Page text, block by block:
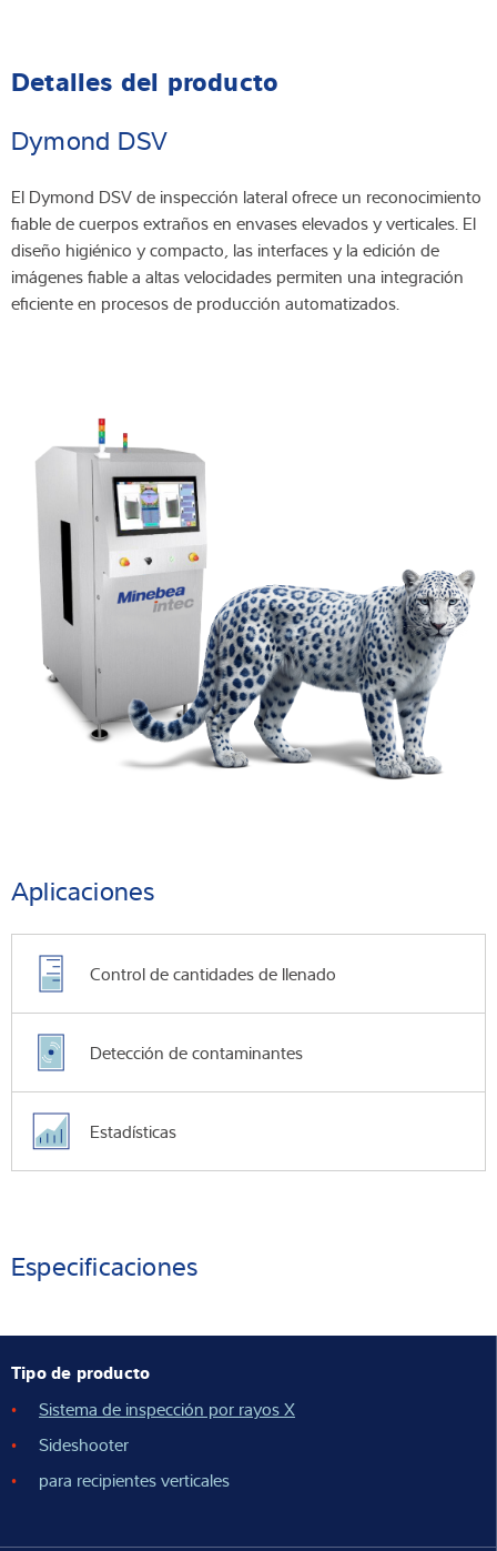
Detalles del producto
Dymond DSV
El Dymond DSV de inspección lateral ofrece un reconocimiento
fiable de cuerpos extraños en envases elevados y verticales. El
diseño higiénico y compacto, las interfaces y la edición de
imágenes fiable a altas velocidades permiten una integración
eficiente en procesos de producción automatizados.
Aplicaciones
Control de cantidades de llenado
Detección de contaminantes
Estadísticas
Especificaciones
Tipo de producto
Sistema de inspección por rayos X
Sideshooter
para recipientes verticales